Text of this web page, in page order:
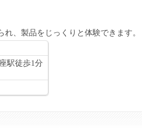
、製品をじっくりと体験できます。
駅徒歩1分